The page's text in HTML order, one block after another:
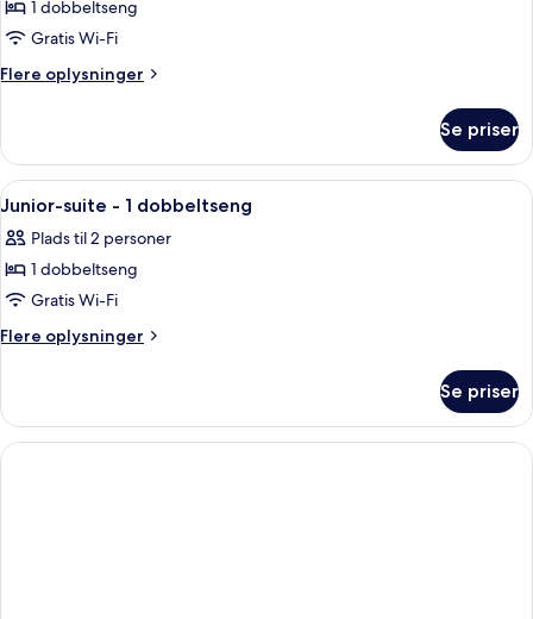
Suite
-
ikke-
ryger
1 dobbeltseng
Gratis Wi-Fi
Flere oplysninger
Flere
-
ikke-
ryger
Se priser
Indlæs
alle
billeder
af
Junior-
suite
dobbeltseng
Et moderne hotelværelse med en
8
Junior-suite - 1 dobbeltseng
Plads til 2 personer
1 dobbeltseng
Gratis Wi-Fi
Flere oplysninger
Flere
suite
1
Se priser